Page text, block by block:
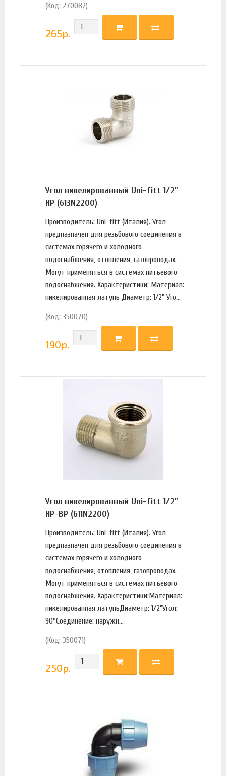
(Код: 270082)
265р.
Угол никелированный Uni-fitt 1/2"
НР (613N2200)
Производитель: Uni-fitt (Италия). Угол
предназначен для резьбового соединения в
системах горячего и холодного
водоснабжения, отопления, газопроводах.
Могут применяться в системах питьевого
водоснабжения. Характеристики: Материал:
никелированная латунь Диаметр: 1/2" Уго...
(Код: 350070)
190р.
Угол никелированный Uni-fitt 1/2"
НР-ВР (611N2200)
Производитель: Uni-fitt (Италия). Угол
предназначен для резьбового соединения в
системах горячего и холодного
водоснабжения, отопления, газопроводах.
Могут применяться в системах питьевого
водоснабжения. Характеристики:Материал:
никелированная латуньДиаметр: 1/2"Угол:
90°Соединение: наружн...
(Код: 350071)
250р.